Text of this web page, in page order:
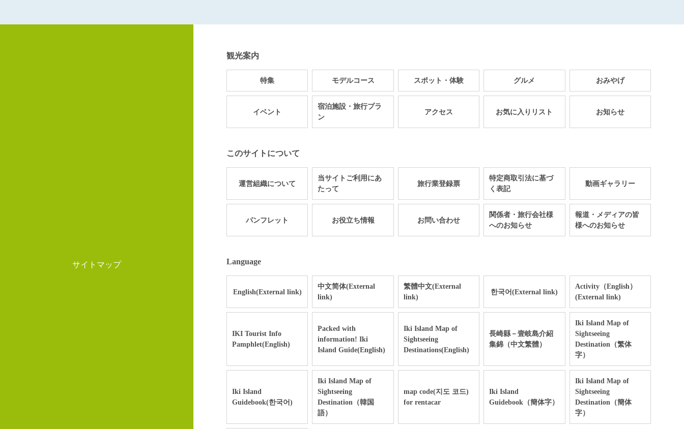
サイトマップ
観光案内
特集 モデルコース スポット・体験 グルメ おみやげ
イベント
宿泊施設・旅行プラ
ン
アクセス お気に入りリスト お知らせ
このサイトについて
運営組織について
当サイトご利用にあ
たって
旅行業登録票
特定商取引法に基づ
く表記
動画ギャラリー
パンフレット お役立ち情報 お問い合わせ
関係者・旅行会社様
へのお知らせ
報道・メディアの皆
様へのお知らせ
Language
English(External link)
中文简体(External
link)
繁體中文(External
link)
한국어(External link)
Activity（English）
(External link)
IKI Tourist Info
Pamphlet(English)
Packed with
information! Iki
Island Guide(English)
Iki Island Map of
Sightseeing
Destinations(English)
長崎縣－壹岐島介紹
集錦（中文繁體）
Iki Island Map of
Sightseeing
Destination（繁体
字）
Iki Island
Guidebook(한국어)
Iki Island Map of
Sightseeing
Destination（韓国
語）
map code(지도 코드)
for rentacar
Iki Island
Guidebook（簡体字）
Iki Island Map of
Sightseeing
Destination（簡体
字）